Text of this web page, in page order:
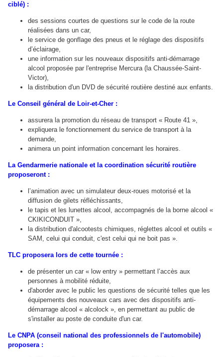
ciblé) :
des sessions courtes de questions sur le code de la route
réalisées dans un car,
le service de gonflage des pneus et le réglage des dispositifs
d’éclairage,
une information sur les nouveaux dispositifs anti-démarrage
alcool proposée par l'entreprise Mercura (la Chaussée-Saint-
Victor),
la distribution d'un DVD de sécurité routière destiné aux enfants.
Le Conseil général de Loir-et-Cher :
assurera la promotion du réseau de transport « Route 41 »,
expliquera le fonctionnement du service de transport à la
demande,
animera un point information concernant les horaires.
La Gendarmerie nationale et la coordination sécurité routière
proposeront :
l’animation avec un simulateur deux-roues motorisé et la
diffusion de gilets réfléchissants,
le tapis et les lunettes alcool, accompagnés de la borne alcool «
CKIKICONDUIT »,
la distribution d'alcootests chimiques, réglettes alcool et outils «
SAM, celui qui conduit, c'est celui qui ne boit pas ».
TLC proposera lors de cette tournée :
de présenter un car « low entry » permettant l’accès aux
personnes à mobilité réduite,
d'aborder avec le public les questions de sécurité telles que les
équipements des nouveaux cars avec des dispositifs anti-
démarrage alcool « alcolock », en permettant au public de
s'installer au poste de conduite d'un car.
Le CNPA (conseil national des professionnels de l'automobile)
proposera :